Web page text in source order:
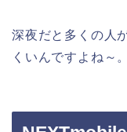
深夜だと多くの人
くいんですよね～。